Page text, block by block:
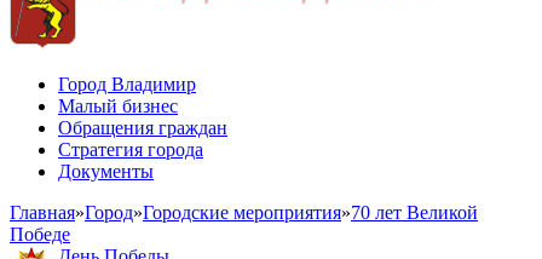
Город Владимир
Малый бизнес
Обращения граждан
Стратегия города
Документы
Главная»Город»Городские мероприятия»70 лет Великой
Победе